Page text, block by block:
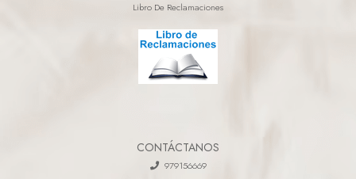
Libro De Reclamaciones
CONTÁCTANOS
979156669